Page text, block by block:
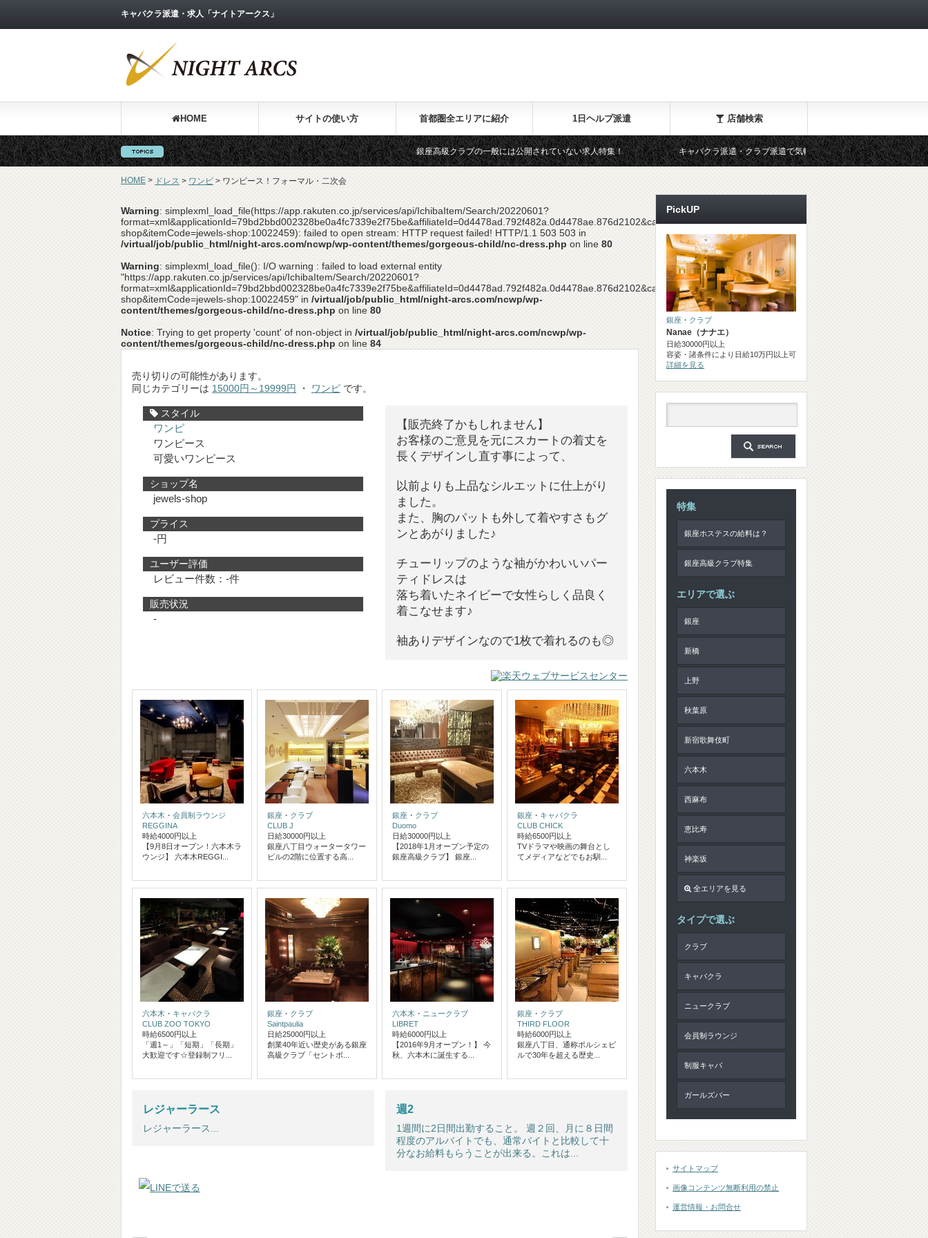
キャバクラ派遣・求人「ナイトアークス」
HOME サイトの使い方 首都圏全エリアに紹介 1日ヘルプ派遣 店舗検索
銀座高級クラブの一般には公開されていない求人特集！ キャバクラ派遣・クラブ派遣で気軽に全額日払い！
HOME > ドレス > ワンピ > ワンピース！フォーマル・二次会
Warning: simplexml_load_file(https://app.rakuten.co.jp/services/api/IchibaItem/Search/20220601?
format=xml&applicationId=79bd2bbd002328be0a4fc7339e2f75be&affiliateId=0d4478ad.792f482a.0d4478ae.876d2102&carrier=0&shopCode=jewels-
shop&itemCode=jewels-shop:10022459): failed to open stream: HTTP request failed! HTTP/1.1 503 503 in
/virtual/job/public_html/night-arcs.com/ncwp/wp-content/themes/gorgeous-child/nc-dress.php on line 80
Warning: simplexml_load_file(): I/O warning : failed to load external entity
"https://app.rakuten.co.jp/services/api/IchibaItem/Search/20220601?
format=xml&applicationId=79bd2bbd002328be0a4fc7339e2f75be&affiliateId=0d4478ad.792f482a.0d4478ae.876d2102&carrier=0&shopCode=jewels-
shop&itemCode=jewels-shop:10022459" in /virtual/job/public_html/night-arcs.com/ncwp/wp-
content/themes/gorgeous-child/nc-dress.php on line 80
Notice: Trying to get property 'count' of non-object in /virtual/job/public_html/night-arcs.com/ncwp/wp-
content/themes/gorgeous-child/nc-dress.php on line 84
売り切りの可能性があります。
同じカテゴリーは 15000円～19999円 ・ ワンピ です。
スタイル
ワンピ
ワンピース
可愛いワンピース
ショップ名
jewels-shop
プライス
-円
ユーザー評価
レビュー件数：-件
販売状況
-
【販売終了かもしれません】
お客様のご意見を元にスカートの着丈を
長くデザインし直す事によって、
以前よりも上品なシルエットに仕上がり
ました。
また、胸のパットも外して着やすさもグ
ンとあがりました♪
チューリップのような袖がかわいいパー
ティドレスは
落ち着いたネイビーで女性らしく品良く
着こなせます♪
袖ありデザインなので1枚で着れるのも◎
六本木 ・ 会員制ラウンジ
REGGINA
時給4000円以上
【9月8日オープン！六本木ラ
ウンジ】 六本木REGGI...
銀座 ・ クラブ
CLUB J
日給30000円以上
銀座八丁目ウォータータワー
ビルの2階に位置する高...
銀座 ・ クラブ
Duomo
日給30000円以上
【2018年1月オープン予定の
銀座高級クラブ】 銀座...
銀座 ・ キャバクラ
CLUB CHICK
時給6500円以上
TVドラマや映画の舞台とし
てメディアなどでもお馴...
六本木 ・ キャバクラ
CLUB ZOO TOKYO
時給6500円以上
「週1～」「短期」「長期」
大歓迎です☆登録制フリ...
銀座 ・ クラブ
Saintpaulia
日給25000円以上
創業40年近い歴史がある銀座
高級クラブ「セントポ...
六本木 ・ ニュークラブ
LIBRET
時給6000円以上
【2016年9月オープン！】 今
秋、六本木に誕生する...
銀座 ・ クラブ
THIRD FLOOR
時給6000円以上
銀座八丁目、通称ポルシェビ
ルで30年を超える歴史...
レジャーラース
レジャーラース...
週2
1週間に2日間出勤すること。 週２回、月に８日間
程度のアルバイトでも、通常バイトと比較して十
分なお給料もらうことが出来る。これは...
PickUP
銀座 ・ クラブ
Nanae（ナナエ）
日給30000円以上
容姿・諸条件により日給10万円以上可
詳細を見る
特集
銀座ホステスの給料は？
銀座高級クラブ特集
エリアで選ぶ
銀座
新橋
上野
秋葉原
新宿歌舞伎町
六本木
西麻布
恵比寿
神楽坂
全エリアを見る
タイプで選ぶ
クラブ
キャバクラ
ニュークラブ
会員制ラウンジ
制服キャバ
ガールズバー
サイトマップ
画像コンテンツ無断利用の禁止
運営情報・お問合せ